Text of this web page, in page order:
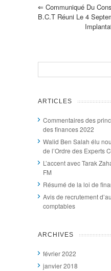
⇐ Communiqué Du
B.C.T Réuni Le 4
ARTICLES
Commentaires des
des finances 2022
Walid Ben Salah élu
de l’Ordre des Experts
L’accent avec Tarak
FM
Résumé de la loi de
Avis de recrutement
comptables
ARCHIVES
février 2022
janvier 2018